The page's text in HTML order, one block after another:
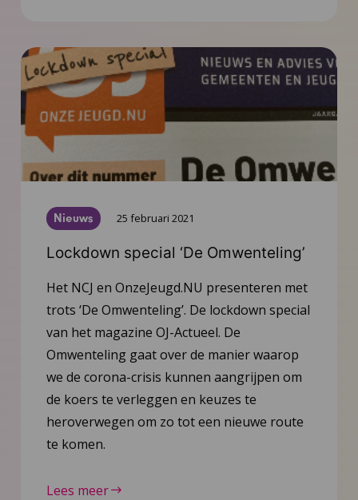
Nieuws 25 februari 2021
Lockdown special ‘De Omwenteling’
Het NCJ en OnzeJeugd.NU presenteren met
trots ‘De Omwenteling’. De lockdown special
van het magazine OJ-Actueel. De
Omwenteling gaat over de manier waarop
we de corona-crisis kunnen aangrijpen om
de koers te verleggen en keuzes te
heroverwegen om zo tot een nieuwe route
te komen.
Lees meer